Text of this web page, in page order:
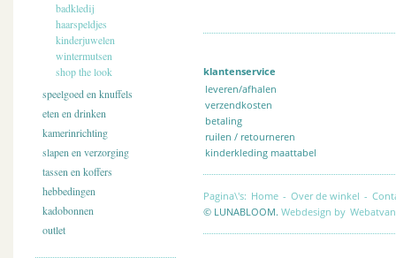
badkledij
haarspeldjes
kinderjuwelen
wintermutsen
shop the look
speelgoed en knuffels
eten en drinken
kamerinrichting
slapen en verzorging
tassen en koffers
hebbedingen
kadobonnen
outlet
klantenservice
leveren/afhalen
verzendkosten
betaling
ruilen / retourneren
kinderkleding maattabel
Pagina\'s: Home - Over de winkel -
© LUNABLOOM. Webdesign by